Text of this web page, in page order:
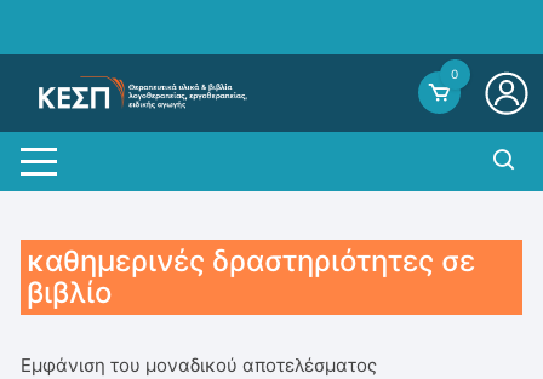
0
καθημερινές δραστηριότητες σε
βιβλίο
Εμφάνιση του μοναδικού αποτελέσματος